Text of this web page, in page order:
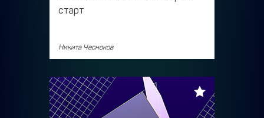
старт
Никита Чесноков